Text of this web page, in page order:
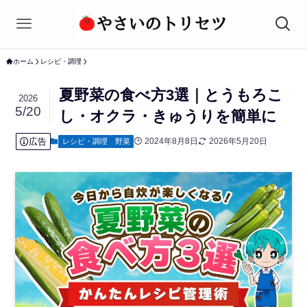
ホーム レシピ・調理
夏野菜の食べ方3選｜とうもろこ
し・オクラ・きゅうりを簡単に
2026
5/20
広告 レシピ・調理 野菜 2024年8月8日 2026年5月20日